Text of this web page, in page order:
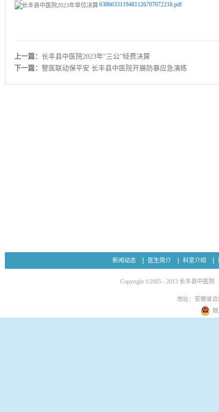
6386633119481126707072218.pdf
上一篇：长丰县中医院2023年“三公”经费决算
下一篇：警医联动保平安 长丰县中医院开展防暴应急演练
新闻动态 医生简介 科室介绍
Copyright ©2005 - 2013 长丰县中医院
地址：安徽省